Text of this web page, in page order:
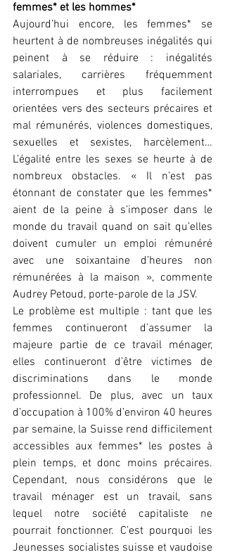
femmes* et les hommes*
Aujourd’hui encore, les femmes* se
heurtent à de nombreuses inégalités qui
peinent à se réduire : inégalités
salariales, carrières fréquemment
interrompues et plus facilement
orientées vers des secteurs précaires et
mal rémunérés, violences domestiques,
sexuelles et sexistes, harcèlement…
L’égalité entre les sexes se heurte à de
nombreux obstacles. « Il n’est pas
étonnant de constater que les femmes*
aient de la peine à s’imposer dans le
monde du travail quand on sait qu’elles
doivent cumuler un emploi rémunéré
avec une soixantaine d’heures non
rémunérées à la maison », commente
Audrey Petoud, porte-parole de la JSV.
Le problème est multiple : tant que les
femmes continueront d’assumer la
majeure partie de ce travail ménager,
elles continueront d’être victimes de
discriminations dans le monde
professionnel. De plus, avec un taux
d’occupation à 100% d’environ 40 heures
par semaine, la Suisse rend difficilement
accessibles aux femmes* les postes à
plein temps, et donc moins précaires.
Cependant, nous considérons que le
travail ménager est un travail, sans
lequel notre société capitaliste ne
pourrait fonctionner. C’est pourquoi les
Jeunesses socialistes suisse et vaudoise